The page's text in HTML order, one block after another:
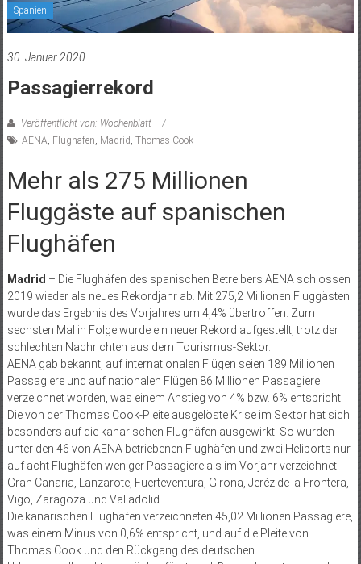
Spanien
30. Januar 2020
Passagierrekord
Veröffentlicht von: Wochenblatt
AENA Flughafen Madrid Thomas Cook
Mehr als 275 Millionen
Fluggäste auf spanischen
Flughäfen
Madrid – Die Flughäfen des spanischen Betreibers AENA schlossen
2019 wieder als neues Rekordjahr ab. Mit 275,2 Millionen Fluggästen
wurde das Ergebnis des Vorjahres um 4,4% übertroffen. Zum
sechsten Mal in Folge wurde ein neuer Rekord aufgestellt, trotz der
schlechten Nachrichten aus dem Tourismus-Sektor.
AENA gab bekannt, auf internationalen Flügen seien 189 Millionen
Passagiere und auf nationalen Flügen 86 Millionen Passagiere
verzeichnet worden, was einem Anstieg von 4% bzw. 6% entspricht.
Die von der Thomas Cook-Pleite ausgelöste Krise im Sektor hat sich
besonders auf die kanarischen Flughäfen ausgewirkt. So wurden
unter den 46 von AENA betriebenen Flughäfen und zwei Heliports nur
auf acht Flughäfen weniger Passagiere als im Vorjahr verzeichnet:
Gran Canaria, Lanzarote, Fuerteventura, Girona, Jeréz de la Frontera,
Vigo, Zaragoza und Valladolid.
Die kanarischen Flughäfen verzeichneten 45,02 Millionen Passagiere,
was einem Minus von 0,6% entspricht, und auf die Pleite von
Thomas Cook und den Rückgang des deutschen